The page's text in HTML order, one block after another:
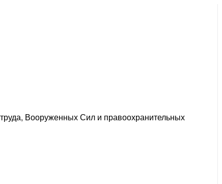
Вооруженных Сил и правоохранительных